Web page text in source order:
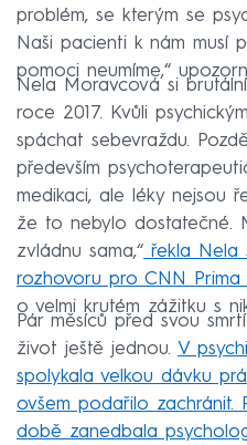
problém, se kterým se
Naši pacienti k nám musí
pomoci neumíme,“
Nela Moravcová si
roce 2017. Kvůli
spáchat sebevraždu.
především
medikaci, ale léky nejsou
že to nebylo dostatečné.
zvládnu sama,“ řekla Nela
rozhovoru pro CNN Prima
o velmi krutém zážitku s
Pár měsíců před svou
život ještě jednou. V
spolykala velkou dávku
ovšem podařilo zachránit.
době zanedbala